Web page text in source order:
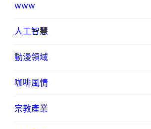
www
人工智慧
動漫領域
咖啡風情
宗教產業